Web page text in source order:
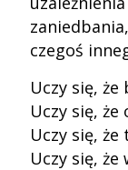
czegoś
Uczy się,
Uczy się,
Uczy się,
Uczy się,